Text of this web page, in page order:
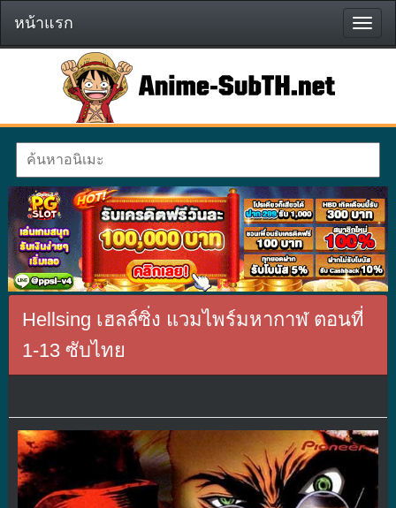
หน้า
แรก
หน้าแรก
Hellsing เฮลล์ซิ่ง แวมไพร์มหากาฬ ตอนที่
1-13 ซับไทย